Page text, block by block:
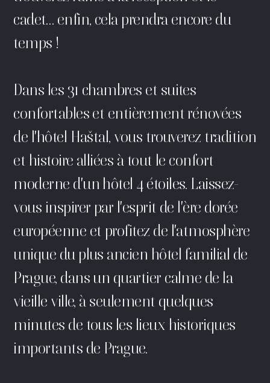
cadet… enfin, cela prendra encore du
temps !
Dans les 31 chambres et suites
confortables et entièrement rénovées
de l'hôtel Haštal, vous trouverez tradition
et histoire alliées à tout le confort
moderne d'un hôtel 4 étoiles. Laissez-
vous inspirer par l'esprit de l'ère dorée
européenne et profitez de l'atmosphère
unique du plus ancien hôtel familial de
Prague, dans un quartier calme de la
vieille ville, à seulement quelques
minutes de tous les lieux historiques
importants de Prague.